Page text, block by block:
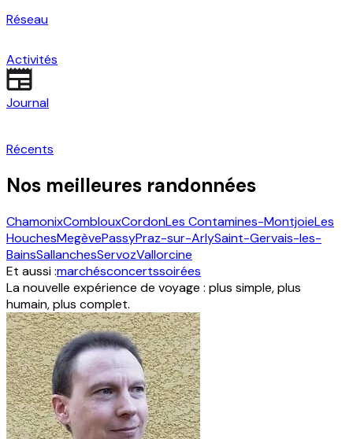
Réseau
Activités
Journal
Récents
Nos meilleures randonnées
ChamonixComblouxCordonLes Contamines-MontjoieLes
HouchesMegèvePassyPraz-sur-ArlySaint-Gervais-les-
BainsSallanchesServozVallorcine
Et aussi :marchésconcertssoirées
La nouvelle expérience de voyage : plus simple, plus
humain, plus complet.